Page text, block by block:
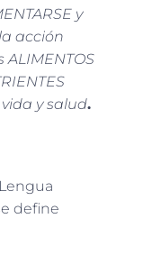
y
acción
y salud.
define